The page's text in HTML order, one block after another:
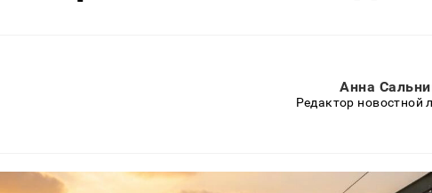
Анна
Редактор новостной